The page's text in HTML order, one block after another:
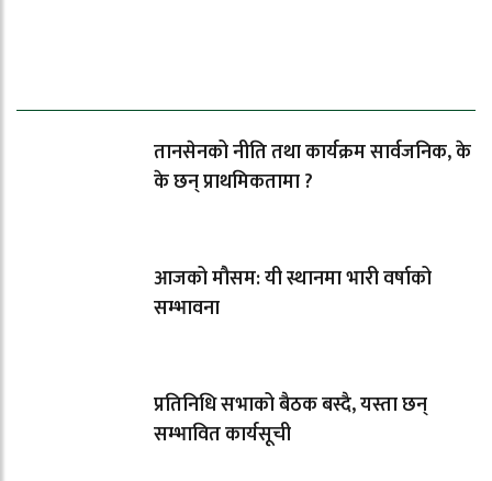
तानसेनको नीति तथा कार्यक्रम सार्वजनिक, के
के छन् प्राथमिकतामा ?
आजको मौसम: यी स्थानमा भारी वर्षाको
सम्भावना
प्रतिनिधि सभाको बैठक बस्दै, यस्ता छन्
सम्भावित कार्यसूची